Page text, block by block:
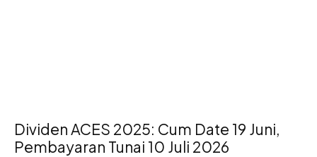
Dividen ACES 2025: Cum Date 19 Juni,
Pembayaran Tunai 10 Juli 2026